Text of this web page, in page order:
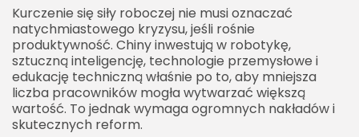
Kurczenie się siły roboczej nie musi oznaczać
natychmiastowego kryzysu, jeśli rośnie
produktywność. Chiny inwestują w robotykę,
sztuczną inteligencję, technologie przemysłowe i
edukację techniczną właśnie po to, aby mniejsza
liczba pracowników mogła wytwarzać większą
wartość. To jednak wymaga ogromnych nakładów i
skutecznych reform.